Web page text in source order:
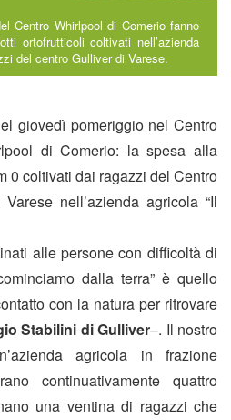
Centro Whirlpool di Comerio fanno
ortofrutticoli coltivati nell’azienda
del centro Gulliver di Varese.
giovedì pomeriggio nel Centro
di Comerio: la spesa alla
0 coltivati dai ragazzi del Centro
nell’azienda agricola “Il
alle persone con difficoltà di
dalla terra” è quello
con la natura per ritrovare
Stabilini di Gulliver–. Il nostro
agricola in frazione
continuativamente quattro
una ventina di ragazzi che